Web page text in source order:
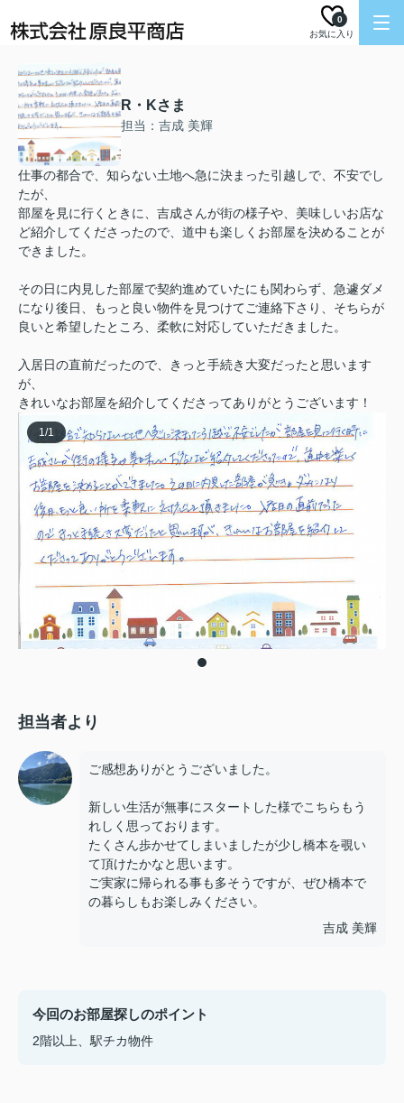
お気に入り
0
R・Kさま
担当：吉成 美輝
仕事の都合で、知らない土地へ急に決まった引越しで、不安でし
たが、
部屋を見に行くときに、吉成さんが街の様子や、美味しいお店な
ど紹介してくださったので、道中も楽しくお部屋を決めることが
できました。
その日に内見した部屋で契約進めていたにも関わらず、急遽ダメ
になり後日、もっと良い物件を見つけてご連絡下さり、そちらが
良いと希望したところ、柔軟に対応していただきました。
入居日の直前だったので、きっと手続き大変だったと思います
が、
きれいなお部屋を紹介してくださってありがとうございます！
1/1
担当者より
ご感想ありがとうございました。
新しい生活が無事にスタートした様でこちらもう
れしく思っております。
たくさん歩かせてしまいましたが少し橋本を覗い
て頂けたかなと思います。
ご実家に帰られる事も多そうですが、ぜひ橋本で
の暮らしもお楽しみください。
吉成 美輝
今回のお部屋探しのポイント
2階以上、駅チカ物件